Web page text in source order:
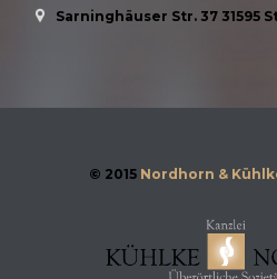
 Sarninghäuser Str. 37 31595
© 2015 Nordhorn &